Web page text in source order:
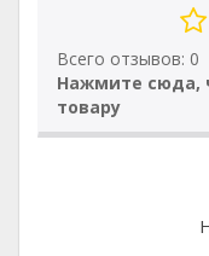
Всего отзывов: 0
Нажмите сюда,
товару